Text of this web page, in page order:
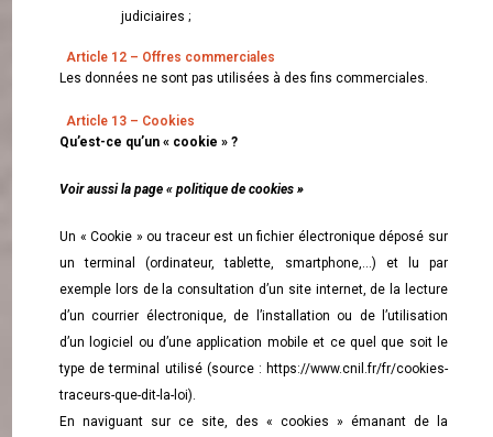
judiciaires ;
Article 12 – Offres commerciales
Les données ne sont pas utilisées à des fins commerciales.
Article 13 – Cookies
Qu’est-ce qu’un « cookie » ?
Voir aussi la page « politique de cookies »
Un « Cookie » ou traceur est un fichier électronique déposé sur
un terminal (ordinateur, tablette, smartphone,…) et lu par
exemple lors de la consultation d’un site internet, de la lecture
d’un courrier électronique, de l’installation ou de l’utilisation
d’un logiciel ou d’une application mobile et ce quel que soit le
type de terminal utilisé (source : https://www.cnil.fr/fr/cookies-
traceurs-que-dit-la-loi).
En naviguant sur ce site, des « cookies » émanant de la